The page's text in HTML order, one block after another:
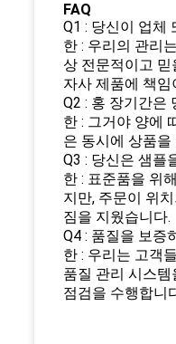
FAQ
Q1 : 당신이 업체
한 : 우리의 관리
상 전문적이고
자사 제품에 책임
Q2 : 홍 장기간은
한 : 그거야 양에
은 동시에 상품을
Q3 : 당신은 샘플
한 : 표준품을 위
지만, 주문이 위
짐을 지웠습니다.
Q4 : 품질을 보증
한 : 우리는 고객
품질 관리 시스
점검을 수행합니